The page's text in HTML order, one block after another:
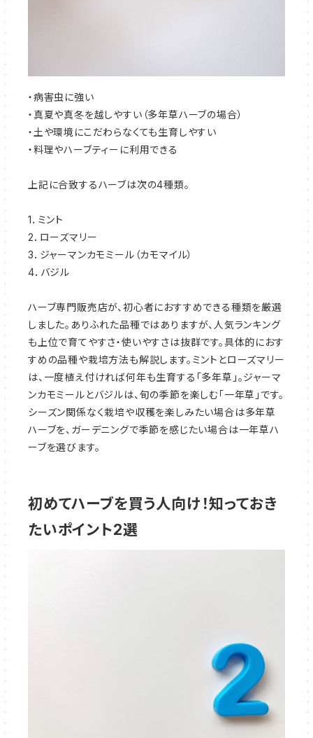
・病害虫に強い
・真夏や真冬を越しやすい（多年草ハーブの場合）
・土や環境にこだわらなくても生育しやすい
・料理やハーブティーに利用できる
上記に合致するハーブは次の4種類。
1．ミント
2．ローズマリー
3．ジャーマンカモミール（カモマイル）
4．バジル
ハーブ専門販売店が、初心者におすすめできる種類を厳選
しました。ありふれた品種ではありますが、人気ランキング
も上位で育てやすさ・使いやすさは抜群です。具体的におす
すめの品種や栽培方法も解説します。ミントとローズマリー
は、一度植え付ければ何年も生育する「多年草」。ジャーマ
ンカモミールとバジルは、旬の季節を楽しむ「一年草」です。
シーズン関係なく栽培や収穫を楽しみたい場合は多年草
ハーブを、ガーデニングで季節を感じたい場合は一年草ハ
ーブを選びます。
初めてハーブを買う人向け！知っておき
たいポイント2選